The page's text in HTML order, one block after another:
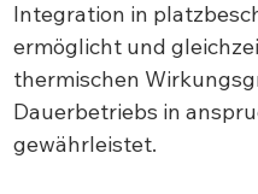
Integration in
ermöglicht und
thermischen
Dauerbetriebs in
gewährleistet.